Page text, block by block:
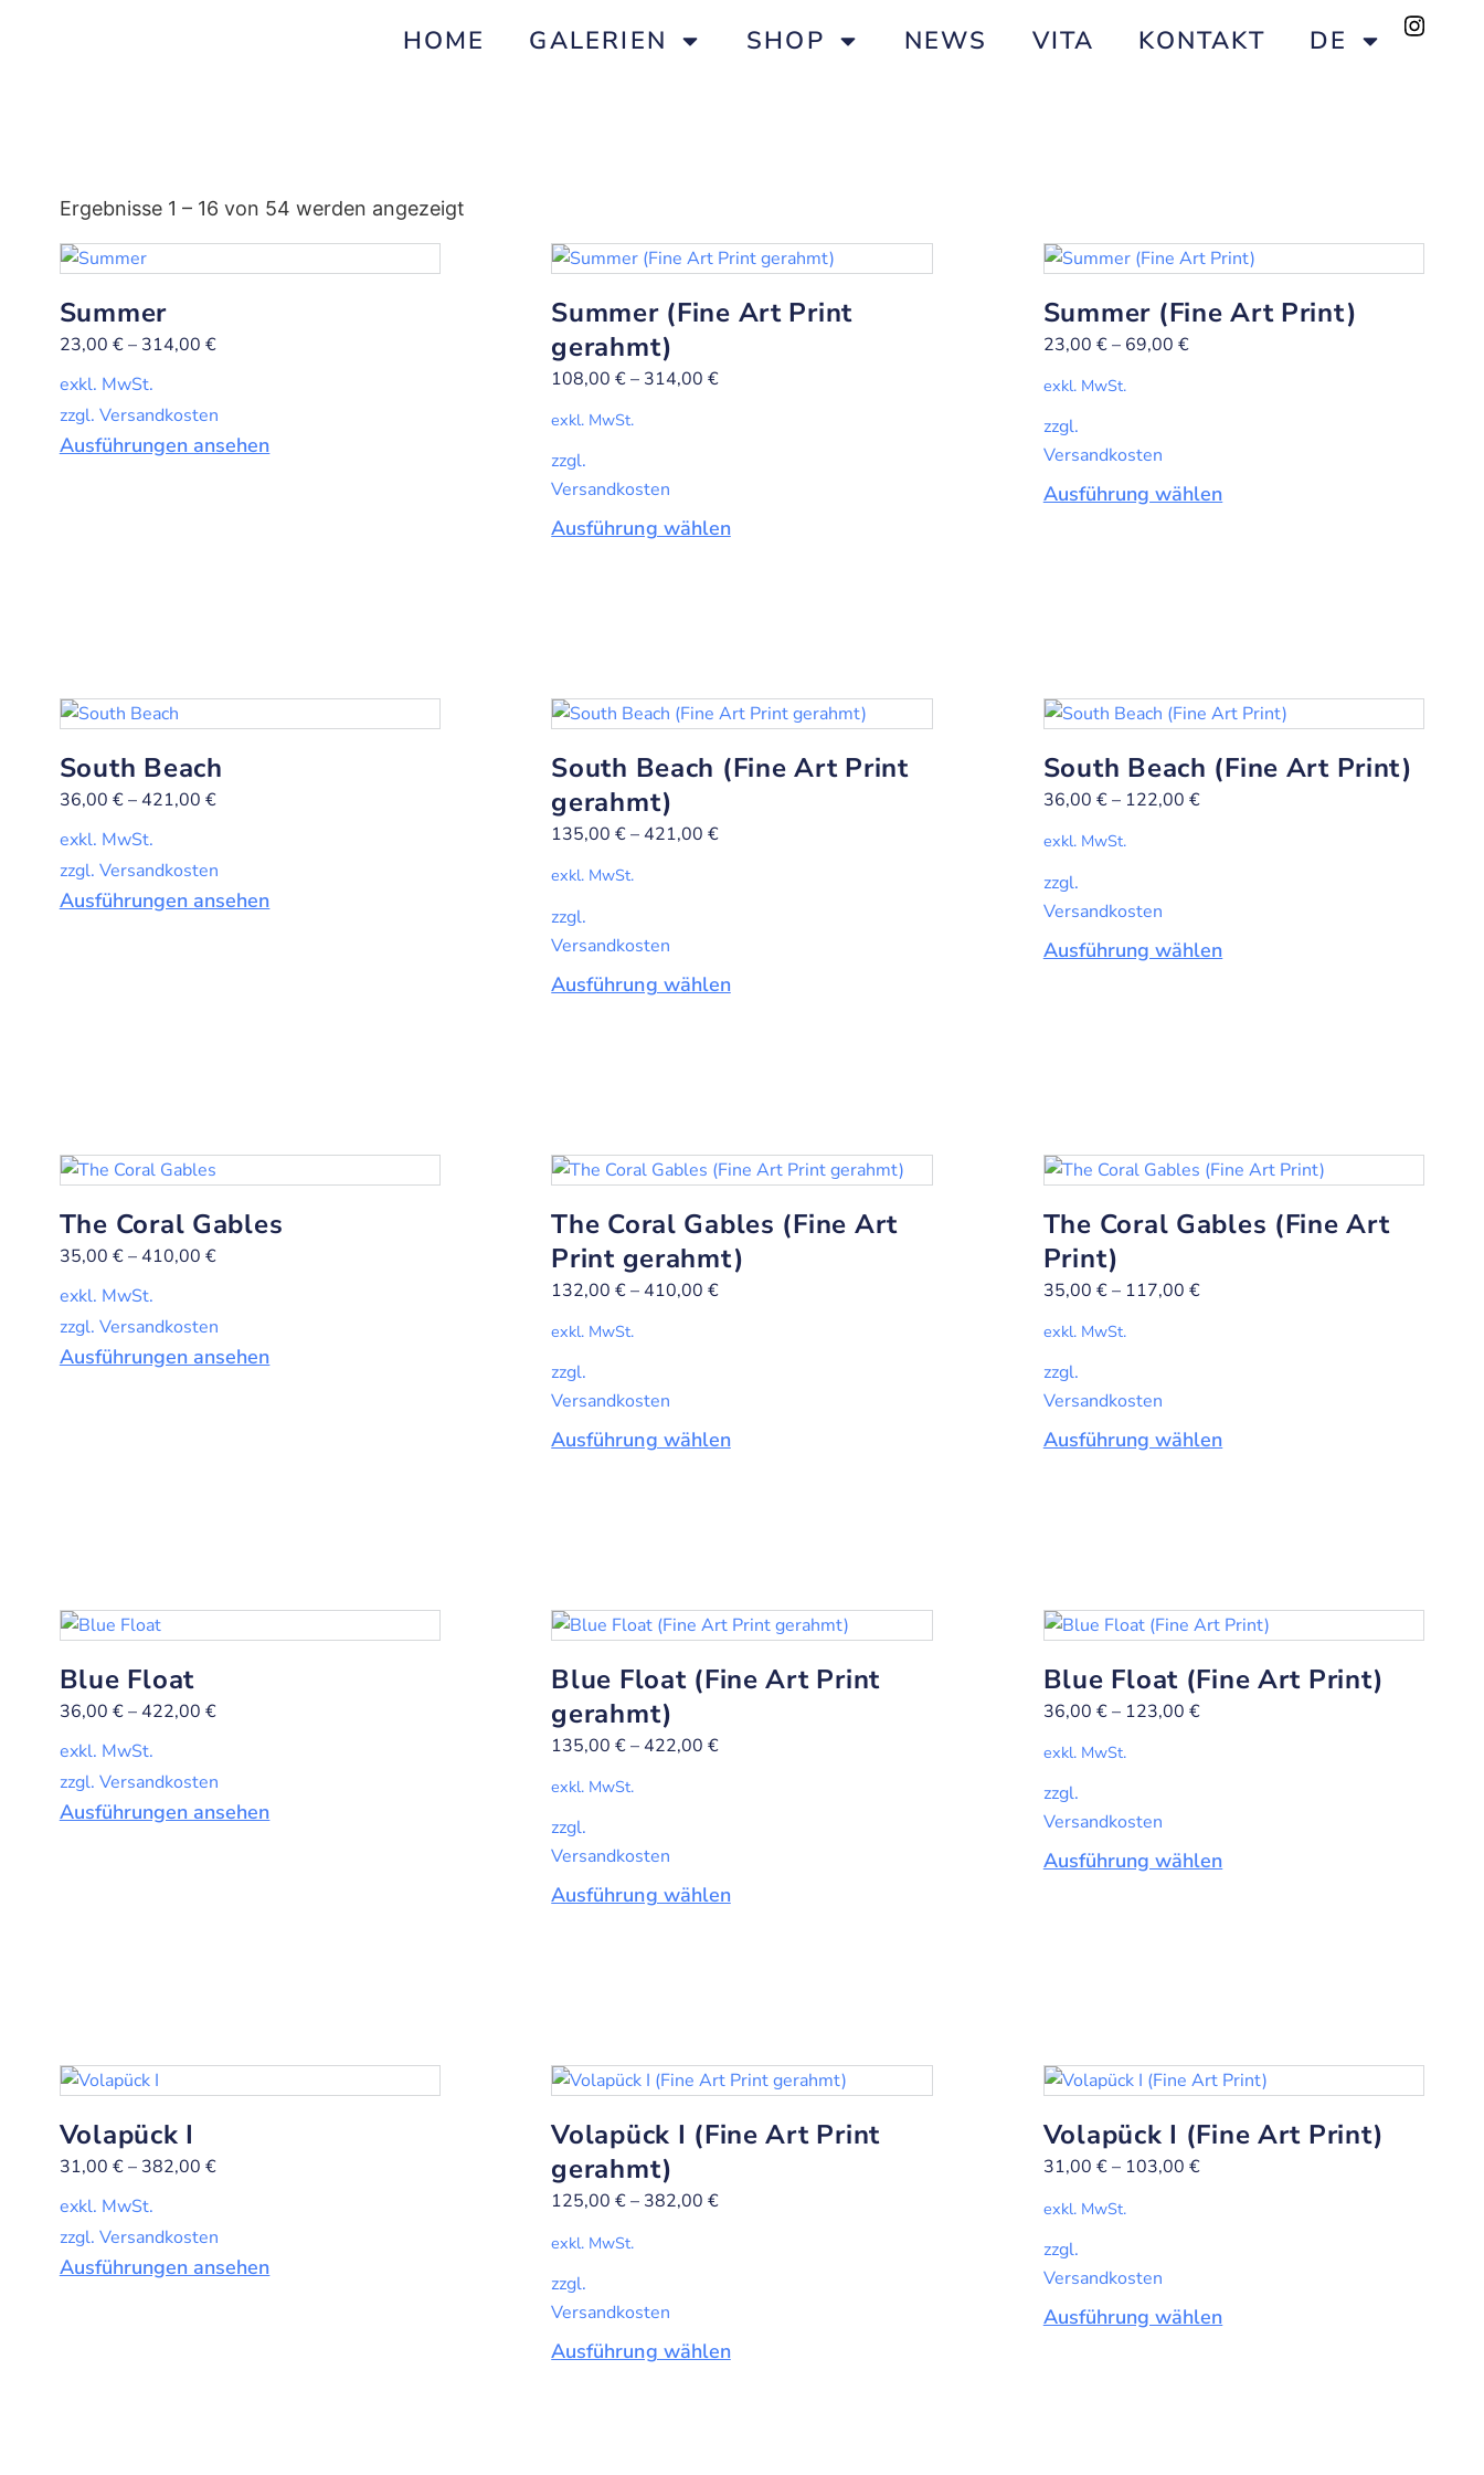
HOME GALERIEN SHOP NEWS VITA KONTAKT DE
Ergebnisse 1 – 16 von 54 werden angezeigt
Summer
23,00 €– 314,00 €
exkl. MwSt.
zzgl. Versandkosten
Ausführungen ansehen
Summer (Fine Art Print
gerahmt)
108,00€– 314,00€
exkl. MwSt.
zzgl.
Versandkosten
Ausführung wählen
Summer (Fine Art Print)
23,00 €– 69,00 €
exkl. MwSt.
zzgl.
Versandkosten
Ausführung wählen
South Beach
36,00 €– 421,00 €
exkl. MwSt.
zzgl. Versandkosten
Ausführungen ansehen
South Beach (Fine Art Print
gerahmt)
135,00€– 421,00€
exkl. MwSt.
zzgl.
Versandkosten
Ausführung wählen
South Beach (Fine Art Print)
36,00 €– 122,00 €
exkl. MwSt.
zzgl.
Versandkosten
Ausführung wählen
The Coral Gables
35,00 €– 410,00 €
exkl. MwSt.
zzgl. Versandkosten
Ausführungen ansehen
The Coral Gables (Fine Art
Print gerahmt)
132,00€– 410,00€
exkl. MwSt.
zzgl.
Versandkosten
Ausführung wählen
The Coral Gables (Fine Art
Print)
35,00 €– 117,00 €
exkl. MwSt.
zzgl.
Versandkosten
Ausführung wählen
Blue Float
36,00 €– 422,00 €
exkl. MwSt.
zzgl. Versandkosten
Ausführungen ansehen
Blue Float (Fine Art Print
gerahmt)
135,00€– 422,00€
exkl. MwSt.
zzgl.
Versandkosten
Ausführung wählen
Blue Float (Fine Art Print)
36,00 €– 123,00 €
exkl. MwSt.
zzgl.
Versandkosten
Ausführung wählen
Volapück I
31,00 €– 382,00 €
exkl. MwSt.
zzgl. Versandkosten
Ausführungen ansehen
Volapück I (Fine Art Print
gerahmt)
125,00€– 382,00€
exkl. MwSt.
zzgl.
Versandkosten
Ausführung wählen
Volapück I (Fine Art Print)
31,00 €– 103,00 €
exkl. MwSt.
zzgl.
Versandkosten
Ausführung wählen